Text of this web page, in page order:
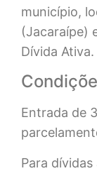
município,
(Jacaraípe)
Dívida Ativa.
Entrada de
Para